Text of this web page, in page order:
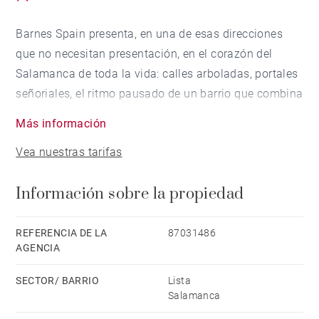
Barnes Spain presenta, en una de esas direcciones
que no necesitan presentación, en el corazón del
Salamanca de toda la vida: calles arboladas, portales
señoriales, el ritmo pausado de un barrio que combina
La vivienda consta de 133 m² construidos, con
cuarta planta interior, orientación sur. Eso significa
que solo dan los patios de manzana bien cuidados.
Salón-comedor generoso, con luz natural, dos
dormitorios amplios, con armarios empotrados,
Más información
Vea nuestras tarifas
Información sobre la propiedad
REFERENCIA DE LA
AGENCIA
87031486
SECTOR/ BARRIO
Lista
Salamanca